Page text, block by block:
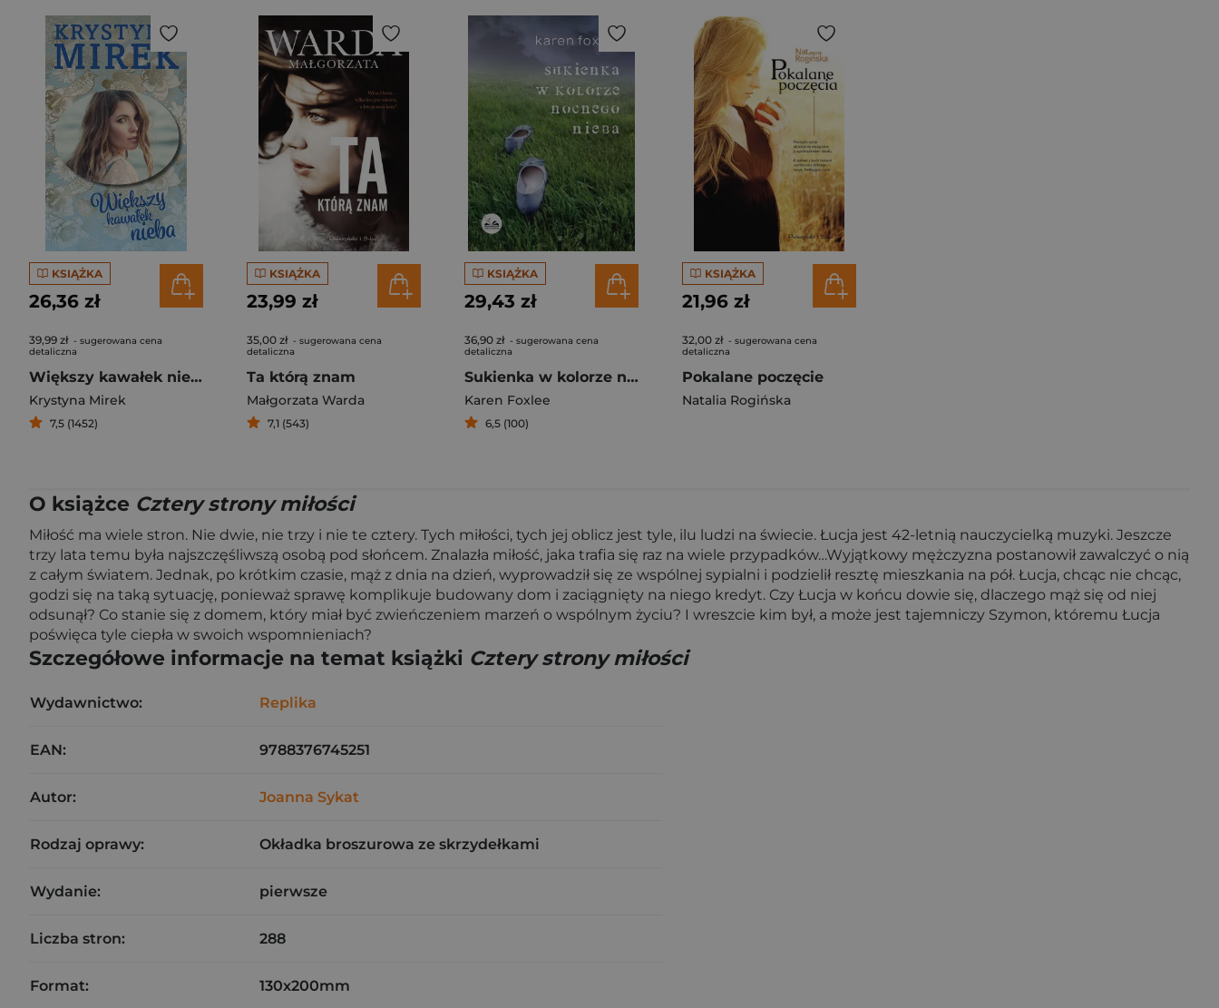
KSIĄŻKA
26,36 zł
39,99 zł - sugerowana cena
detaliczna
Większy kawałek nieba
Krystyna Mirek
7,5 (1452)
KSIĄŻKA
23,99 zł
35,00 zł - sugerowana cena
detaliczna
Ta którą znam
Małgorzata Warda
7,1 (543)
KSIĄŻKA
29,43 zł
36,90 zł - sugerowana cena
detaliczna
Sukienka w kolorze nocnego nieba
Karen Foxlee
6,5 (100)
KSIĄŻKA
21,96 zł
32,00 zł - sugerowana cena
detaliczna
Pokalane poczęcie
Natalia Rogińska
O książce Cztery strony miłości
Miłość ma wiele stron. Nie dwie, nie trzy i nie te cztery. Tych miłości, tych jej oblicz jest tyle, ilu ludzi na świecie. Łucja jest 42-letnią nauczycielką muzyki. Jeszcze
trzy lata temu była najszczęśliwszą osobą pod słońcem. Znalazła miłość, jaka trafia się raz na wiele przypadków…Wyjątkowy mężczyzna postanowił zawalczyć o nią
z całym światem. Jednak, po krótkim czasie, mąż z dnia na dzień, wyprowadził się ze wspólnej sypialni i podzielił resztę mieszkania na pół. Łucja, chcąc nie chcąc,
godzi się na taką sytuację, ponieważ sprawę komplikuje budowany dom i zaciągnięty na niego kredyt. Czy Łucja w końcu dowie się, dlaczego mąż się od niej
odsunął? Co stanie się z domem, który miał być zwieńczeniem marzeń o wspólnym życiu? I wreszcie kim był, a może jest tajemniczy Szymon, któremu Łucja
poświęca tyle ciepła w swoich wspomnieniach?
Szczegółowe informacje na temat książki Cztery strony miłości
Wydawnictwo: Replika
EAN: 9788376745251
Autor: Joanna Sykat
Rodzaj oprawy: Okładka broszurowa ze skrzydełkami
Wydanie: pierwsze
Liczba stron: 288
Format: 130x200mm